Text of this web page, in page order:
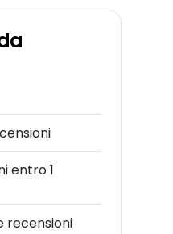
entro 1
recensioni